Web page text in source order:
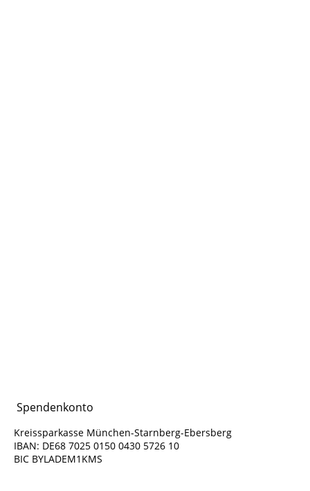
Spendenkonto
Kreissparkasse München-Starnberg-Ebersberg
IBAN: DE68 7025 0150 0430 5726 10
BIC BYLADEM1KMS